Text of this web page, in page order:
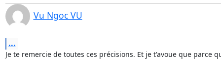
Vu Ngoc VU
...
Je te remercie de toutes ces précisions. Et je t'avoue que parce